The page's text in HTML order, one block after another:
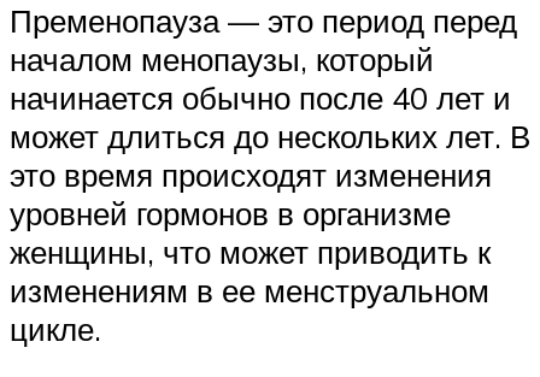
Пременопауза — это период перед
началом менопаузы, который
начинается обычно после 40 лет и
может длиться до нескольких лет. В
это время происходят изменения
уровней гормонов в организме
женщины, что может приводить к
изменениям в ее менструальном
цикле.